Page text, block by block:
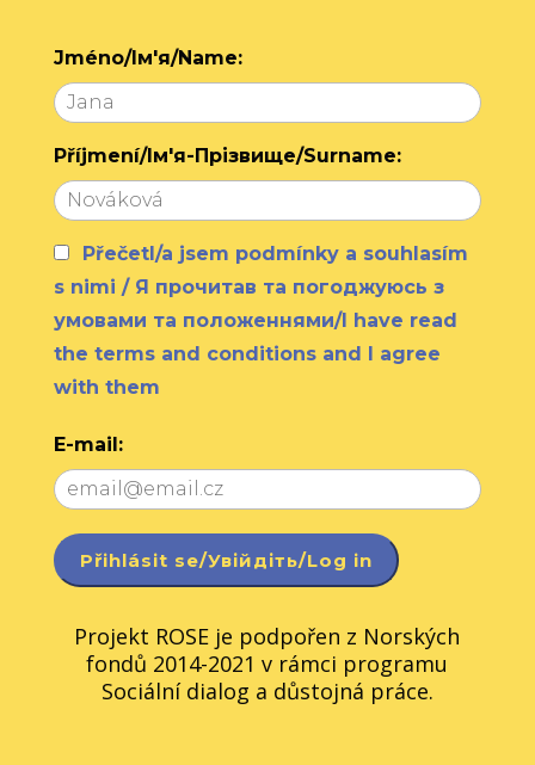
Jméno/Ім'я/Name:
Příjmení/Ім'я-Прізвище/Surname:
Přečetl/a jsem podmínky a souhlasím
s nimi / Я прочитав та погоджуюсь з
умовами та положеннями/I have read
the terms and conditions and I agree
with them
E-mail:
Projekt ROSE je podpořen z Norských
fondů 2014-2021 v rámci programu
Sociální dialog a důstojná práce.